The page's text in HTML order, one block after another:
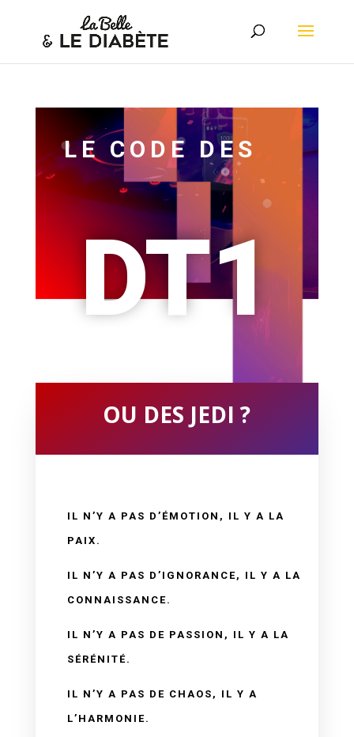
LE CODE DES
DT1
OU DES JEDI ?
IL N’Y A PAS D’ÉMOTION, IL Y A LA
PAIX.
IL N’Y A PAS D’IGNORANCE, IL Y A LA
CONNAISSANCE.
IL N’Y A PAS DE PASSION, IL Y A LA
SÉRÉNITÉ.
IL N’Y A PAS DE CHAOS, IL Y A
L’HARMONIE.